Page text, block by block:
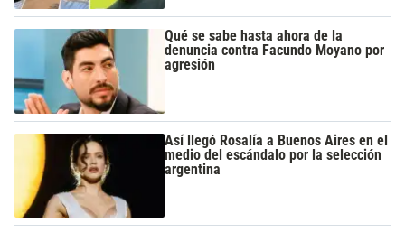
Qué se sabe hasta ahora de la
denuncia contra Facundo Moyano por
agresión
Así llegó Rosalía a Buenos Aires en el
medio del escándalo por la selección
argentina